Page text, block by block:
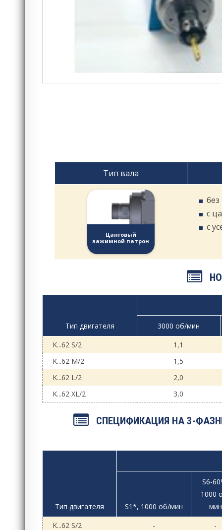
Тип вала
Цанговый
зажимной патрон
с
с
Тип двигателя
3000 об/мин
K...62 S/2
1,1
K...62 M/2
1,5
K...62 L/2
2,0
K...62 XL/2
3,0
СПЕЦИФИКАЦИЯ НА 3-
Тип двигателя S1*, 1000 об/мин
S6-
1000
мин
K...62 S/2
-
-